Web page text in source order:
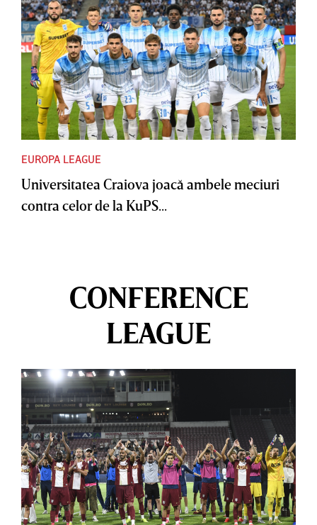
EUROPA LEAGUE
Universitatea Craiova joacă ambele meciuri
contra celor de la KuPS...
CONFERENCE
LEAGUE